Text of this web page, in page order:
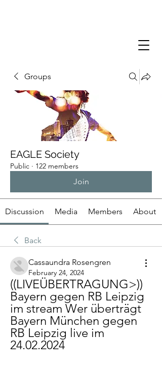
Groups
EAGLE Society
Public · 122 members
Join
Discussion Media Members About
Back
Cassaundra Rosengren
February 24, 2024
((LIVEÜBERTRAGUNG>))
Bayern gegen RB Leipzig
im stream Wer überträgt
Bayern München gegen
RB Leipzig live im
24.02.2024